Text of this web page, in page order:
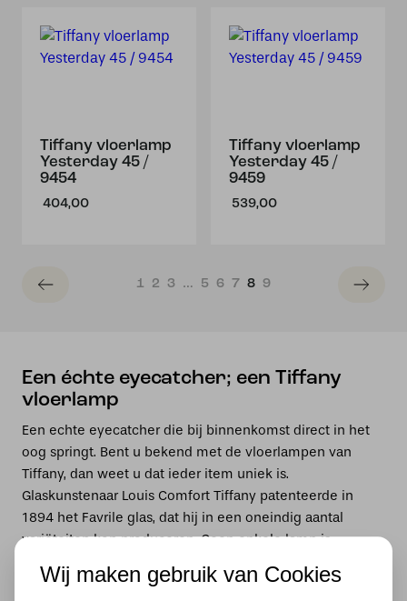
Tiffany vloerlamp
Yesterday 45 /
9454
404,00
Tiffany vloerlamp
Yesterday 45 /
9459
539,00
1 2 3 … 5 6 7 8 9
Een échte eyecatcher; een Tiffany
vloerlamp
Een echte eyecatcher die bij binnenkomst direct in het
oog springt. Bent u bekend met de vloerlampen van
Tiffany, dan weet u dat ieder item uniek is.
Glaskunstenaar Louis Comfort Tiffany patenteerde in
1894 het Favrile glas, dat hij in een oneindig aantal
variëteiten kon produceren. Geen enkele lamp is
kunst in huis. Alle Tiffany producten zijn met de hand
Wij maken gebruik van Cookies